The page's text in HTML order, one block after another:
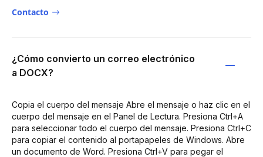
Contacto
¿Cómo convierto un correo electrónico
a DOCX?
Copia el cuerpo del mensaje Abre el mensaje o haz clic en el
cuerpo del mensaje en el Panel de Lectura. Presiona Ctrl+A
para seleccionar todo el cuerpo del mensaje. Presiona Ctrl+C
para copiar el contenido al portapapeles de Windows. Abre
un documento de Word. Presiona Ctrl+V para pegar el